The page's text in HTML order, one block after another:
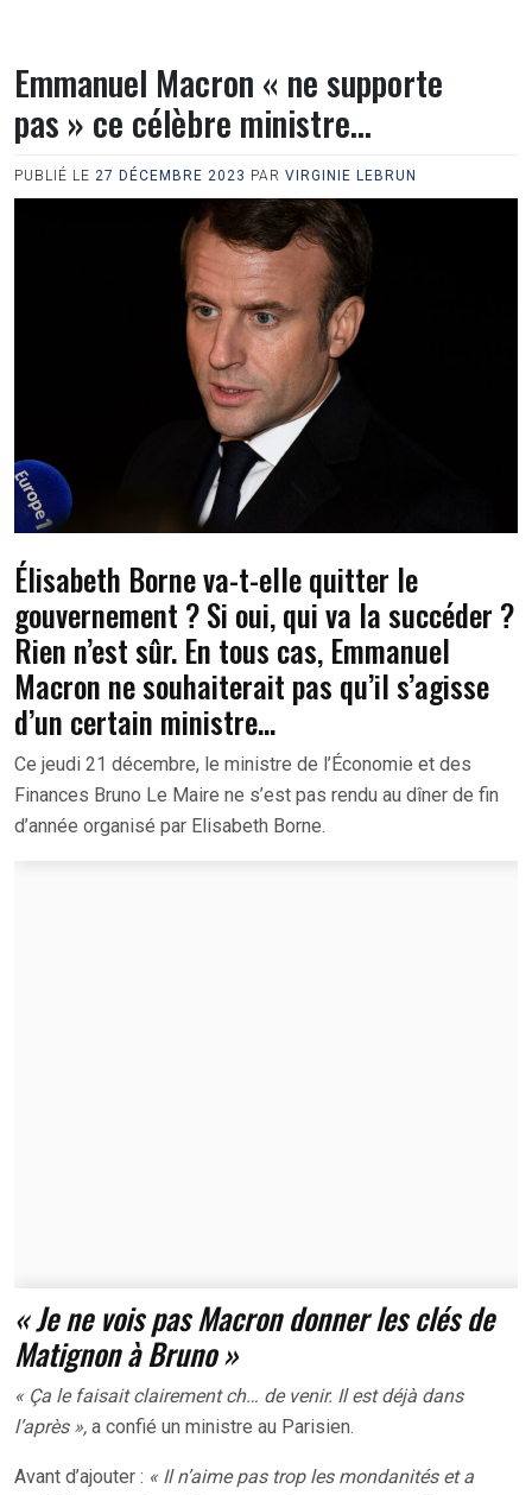
Emmanuel Macron « ne supporte
pas » ce célèbre ministre…
PUBLIÉ LE 27 DÉCEMBRE 2023 PAR VIRGINIE LEBRUN
Élisabeth Borne va-t-elle quitter le
gouvernement ? Si oui, qui va la succéder ?
Rien n’est sûr. En tous cas, Emmanuel
Macron ne souhaiterait pas qu’il s’agisse
d’un certain ministre…
Ce jeudi 21 décembre, le ministre de l’Économie et des
Finances Bruno Le Maire ne s’est pas rendu au dîner de fin
d’année organisé par Elisabeth Borne.
« Je ne vois pas Macron donner les clés de
Matignon à Bruno »
« Ça le faisait clairement ch… de venir. Il est déjà dans
l’après », a confié un ministre au Parisien.
Avant d’ajouter : « Il n’aime pas trop les mondanités et a